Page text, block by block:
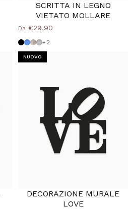
40%
SCRITTA IN LEGNO
VIETATO MOLLARE
Da €29,90
Nero
Azzurro Polvere
Shabby
Grigio Medio
+2
NUOVO
DECORAZIONE MURALE
LOVE